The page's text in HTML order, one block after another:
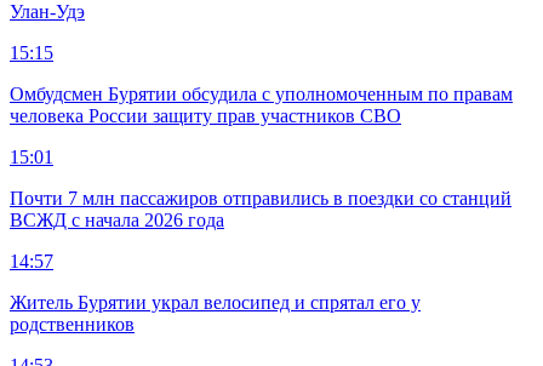
Улан-Удэ
15:15
Омбудсмен Бурятии обсудила с уполномоченным по правам
человека России защиту прав участников СВО
15:01
Почти 7 млн пассажиров отправились в поездки со станций
ВСЖД с начала 2026 года
14:57
Житель Бурятии украл велосипед и спрятал его у
родственников